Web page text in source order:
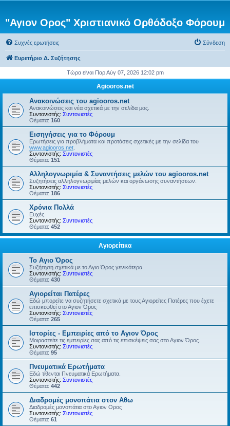
"Αγιον Ορος" Χριστιανικό Ορθόδοξο Φόρουμ
Συχνές ερωτήσεις Σύνδεση
Ευρετήριο Δ. Συζήτησης
Τώρα είναι Παρ Αύγ 07, 2026 12:02 pm
Agiooros.net
Ανακοινώσεις του agiooros.net
Ανακοινώσεις και νέα σχετικά με την σελίδα μας.
Συντονιστής: Συντονιστές
Θέματα: 160
Εισηγήσεις για το Φόρουμ
Ερωτήσεις για προβλήματα και προτάσεις σχετικές με την σελίδα του
www.agiooros.net
Συντονιστής: Συντονιστές
Θέματα: 151
Αλληλογνωριμία & Συναντήσεις μελών του agiooros.net
Συζητήσεις αλληλογνωριμίας μελών και οργάνωσης συναντήσεων.
Συντονιστής: Συντονιστές
Θέματα: 186
Χρόνια Πολλά
Ευχές.
Συντονιστής: Συντονιστές
Θέματα: 452
Αγιορείτικα
Το Αγιο Όρος
Συζήτηση σχετικά με το Αγιο Όρος γενικότερα.
Συντονιστής: Συντονιστές
Θέματα: 430
Αγιορείται Πατέρες
Εδώ μπορείτε να συζητήσετε σχετικά με τους Αγιορείτες Πατέρες που έχετε
επισκεφθεί στο Αγιον Όρος
Συντονιστής: Συντονιστές
Θέματα: 265
Ιστορίες - Εμπειρίες από το Αγιον Όρος
Μοιραστείτε τις εμπειρίες σας από τις επισκέψεις σας στο Αγιον Όρος.
Συντονιστής: Συντονιστές
Θέματα: 95
Πνευματικά Ερωτήματα
Εδώ τίθενται Πνευματικά Ερωτήματα.
Συντονιστής: Συντονιστές
Θέματα: 442
Διαδρομές μονοπάτια στον Αθω
Διαδρομές μονοπάτια στο Αγιον Ορος
Συντονιστής: Συντονιστές
Θέματα: 61